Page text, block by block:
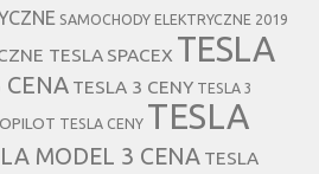
SAMOCHODY ELEKTRYCZNE 2019
TESLA SPACEX TESLA
CENA TESLA 3 CENY TESLA 3
TESLA CENY TESLA
MODEL 3 CENA TESLA